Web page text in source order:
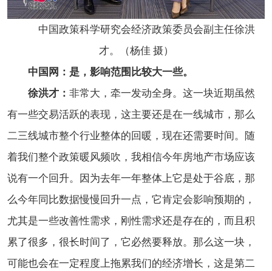
中国政策科学研究会经济政策委员会副主任徐洪
才。（杨佳 摄）
中国网：是，影响范围比较大一些。
徐洪才： 非常大，牵一发动全身。这一块近期虽然
有一些交易活跃的表现，这主要还是在一线城市，那么
二三线城市整个行业整体的回暖，现在还需要时间。随
着我们整个政策暖风频吹，我相信今年房地产市场应该
说有一个回升。因为去年一年整体上它是处于谷底，那
么今年同比数据慢慢回升一点，它肯定会影响预期的，
尤其是一些改善性需求，刚性需求还是存在的，而且积
累了很多，很长时间了，它必然要释放。那么这一块，
可能也会在一定程度上拖累我们的经济增长，这是第二